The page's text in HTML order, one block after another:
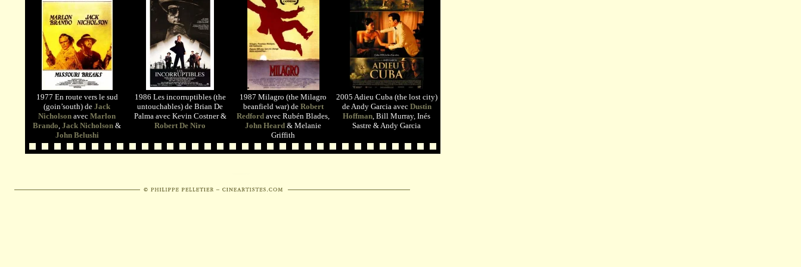
1977 En route vers le sud
(goin’south) de Jack
Nicholson avec Marlon
Brando, Jack Nicholson &
John Belushi
1986 Les incorruptibles (the
untouchables) de Brian De
Palma avec Kevin Costner &
Robert De Niro
1987 Milagro (the Milagro
beanfield war) de Robert
Redford avec Rubén Blades,
John Heard & Melanie
Griffith
2005 Adieu Cuba (the lost city)
de Andy Garcia avec Dustin
Hoffman, Bill Murray, Inés
Sastre & Andy Garcia